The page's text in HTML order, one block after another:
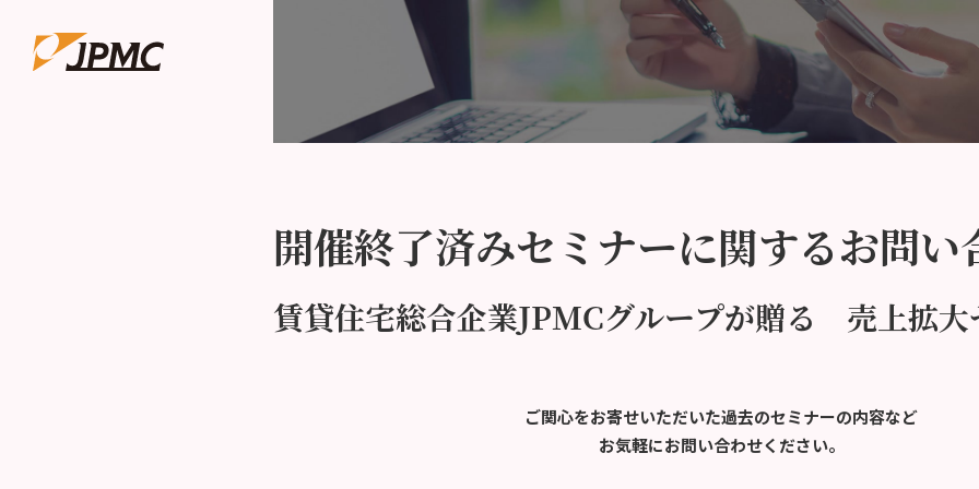
開催終了済みセミナーに関するお問い
賃貸住宅総合企業JPMCグループが贈る 売上拡大
ご関心をお寄せいただいた過去のセミナーの内容など
お気軽にお問い合わせください。